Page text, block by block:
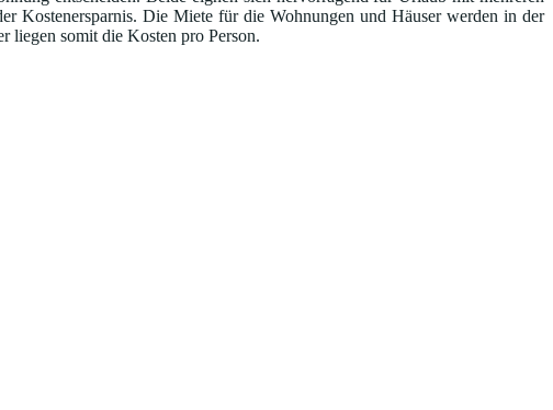
Kostenersparnis. Die Miete für die Wohnungen und Häuser werden in der
liegen somit die Kosten pro Person.